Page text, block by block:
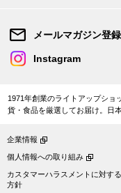
メールマガジン登録
Instagram
1971年創業のライトアップショ
貨・食品を厳選してお届け。日
企業情報
個人情報への取り組み
カスタマーハラスメントに対す
方針